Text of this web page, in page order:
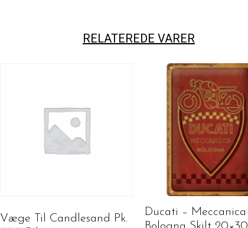
RELATEREDE VARER
Væge Til Candlesand Pk.
Ducati – Meccanica